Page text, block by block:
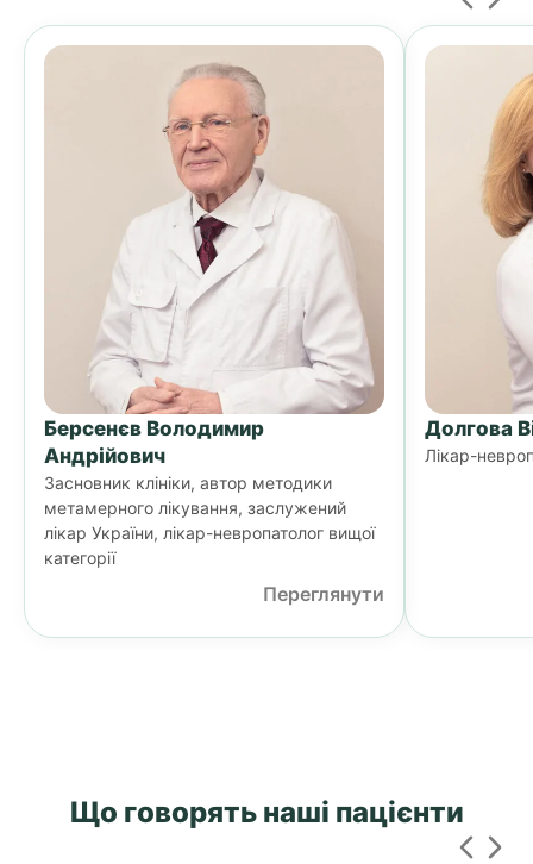
Берсенєв Володимир
Андрійович
Засновник клініки, автор методики
метамерного лікування, заслужений
лікар України, лікар-невропатолог вищої
категорії
Переглянути
Долгова
Лікар-
Що говорять наші пацієнти